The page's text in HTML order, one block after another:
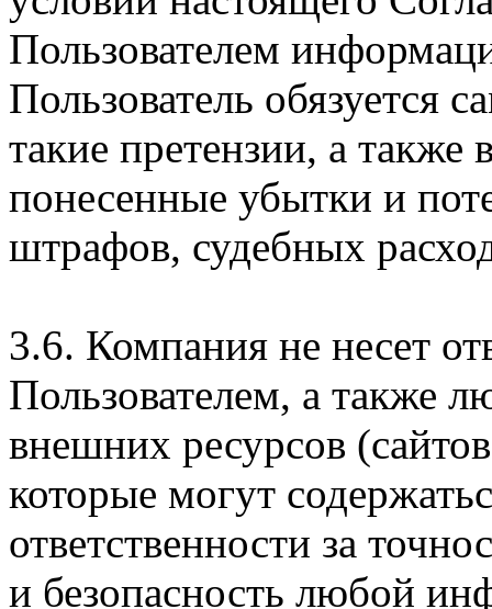
Пользователем
Пользователь обязуется
такие претензии, а также
понесенные убытки и
штрафов, судебных
3.6. Компания не несет
Пользователем, а также
внешних ресурсов
которые могут
ответственности за
и безопасность любой